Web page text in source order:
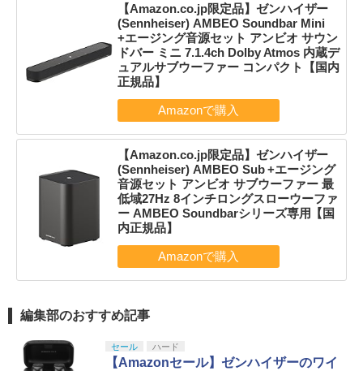
【Amazon.co.jp限定品】ゼンハイザー
(Sennheiser) AMBEO Soundbar Mini
+エージング音源セット アンビオ サウン
ドバー ミニ 7.1.4ch Dolby Atmos 内蔵デ
ュアルサブウーファー コンパクト【国内
正規品】
【Amazon.co.jp限定品】ゼンハイザー
(Sennheiser) AMBEO Sub +エージング
音源セット アンビオ サブウーファー 最
低域27Hz 8インチロングスローウーファ
ー AMBEO Soundbarシリーズ専用【国
内正規品】
編集部のおすすめ記事
セール ハード
【Amazonセール】ゼンハイザーのワイ